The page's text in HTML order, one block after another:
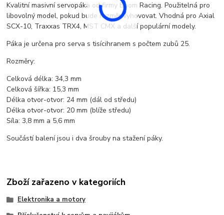
Kvalitní masivní servopáka od firmy Boom Racing. Použitelná pro
libovolný model, pokud bude rozměr vyhovovat. Vhodná pro Axial
SCX-10, Traxxas TRX4, MST CMX a další populární modely.
Páka je určena pro serva s tisícihranem s počtem zubů 25.
Rozměry:
Celková délka: 34,3 mm
Celková šířka: 15,3 mm
Délka otvor-otvor: 24 mm (dál od středu)
Délka otvor-otvor: 20 mm (blíže středu)
Síla: 3,8 mm a 5,6 mm
Součástí balení jsou i dva šrouby na stažení páky.
Zboží zařazeno v kategoriích
Elektronika a motory